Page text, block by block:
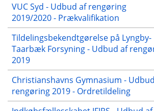
VUC Syd - Udbud af rengøring
2019/2020 - Prækvalifikation
Tildelingsbekendtgørelse på Lyngby-
Taarbæk Forsyning - Udbud af
2019
Christianshavns Gymnasium -
rengøring 2019 - Ordretildeling